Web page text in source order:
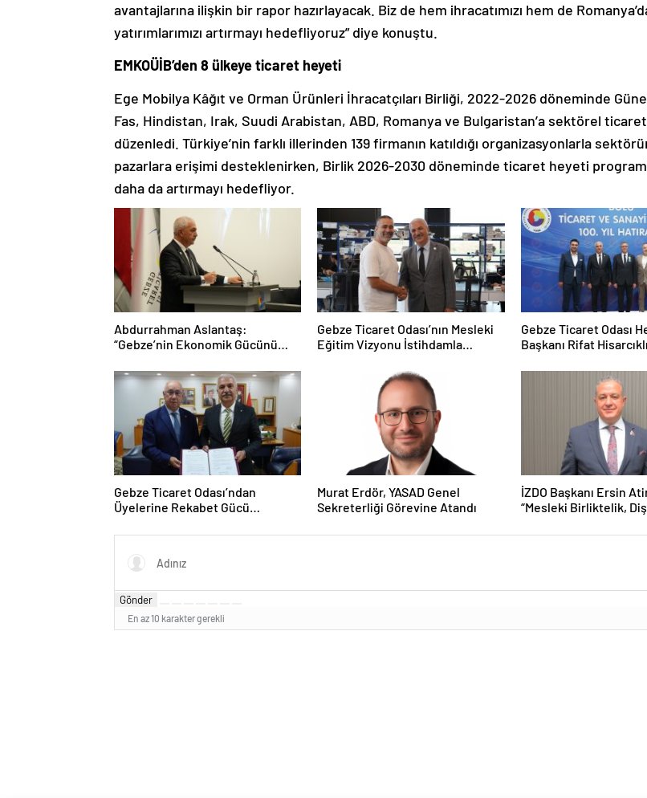
avantajlarına ilişkin bir rapor hazırlayacak. Biz de hem ihracatımızı hem de
yatırımlarımızı artırmayı hedefliyoruz” diye konuştu.
EMKOÜİB’den 8 ülkeye ticaret heyeti
Ege Mobilya Kâğıt ve Orman Ürünleri İhracatçıları Birliği, 2022-2026 döneminde
Fas, Hindistan, Irak, Suudi Arabistan, ABD, Romanya ve Bulgaristan’a sektörel
düzenledi. Türkiye’nin farklı illerinden 139 firmanın katıldığı organizasyonlarla
pazarlara erişimi desteklenirken, Birlik 2026-2030 döneminde ticaret heyeti
daha da artırmayı hedefliyor.
Abdurrahman Aslantaş:
“Gebze’nin Ekonomik Gücünü
Gebze Ticaret Odası’nın Mesleki
Eğitim Vizyonu İstihdamla
Gebze Ticaret Odası
Başkanı Rifat
Ticaret Odası Heyeti,
Başkanı Rifat
Bolu’da Bir Araya Geldi
Gebze Ticaret Odası’ndan
Üyelerine Rekabet Gücü
Murat Erdör, YASAD Genel
Sekreterliği Görevine Atandı
İZDO Başkanı Ersin
“Mesleki Birliktelik, Diş
Vazgeçilmez”
Gönder
En az 10 karakter gerekli